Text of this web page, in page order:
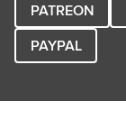
PATREON
PAYPAL